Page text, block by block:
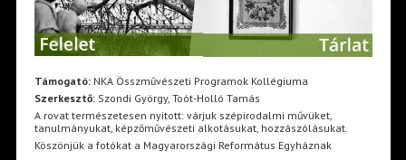
Támogató:NKA Összművészeti Programok Kollégiuma
Szerkesztő:Szondi György, Toót-Holló Tamás
A rovat természetesen nyitott: várjuk szépirodalmi művüket,
tanulmányukat, képzőművészeti alkotásukat, hozzászólásukat.
Köszönjük a fotókat a Magyarországi Református Egyháznak